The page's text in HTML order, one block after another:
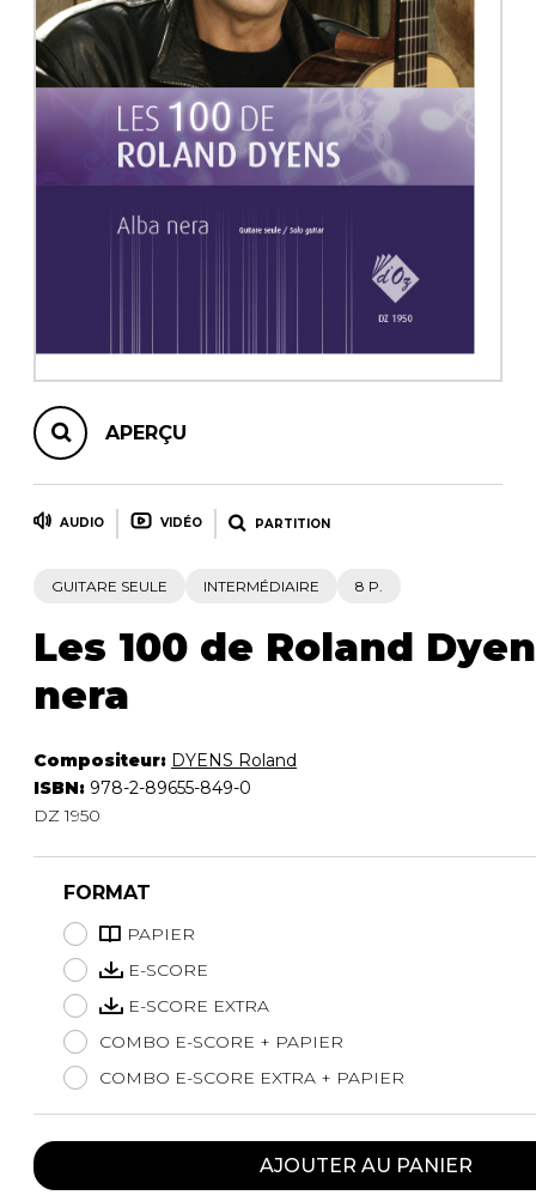
AUTRES PRODUITS
APERÇU
AUDIO VIDÉO PARTITION
GUITARE SEULE INTERMÉDIAIRE 8 P.
Les 100 de Roland
nera
Compositeur: DYENS Roland
ISBN: 978-2-89655-849-0
DZ 1950
FORMAT
PAPIER
E-SCORE
E-SCORE EXTRA
COMBO E-SCORE + PAPIER
COMBO E-SCORE EXTRA + PAPIER
AJOUTER AU PANIER